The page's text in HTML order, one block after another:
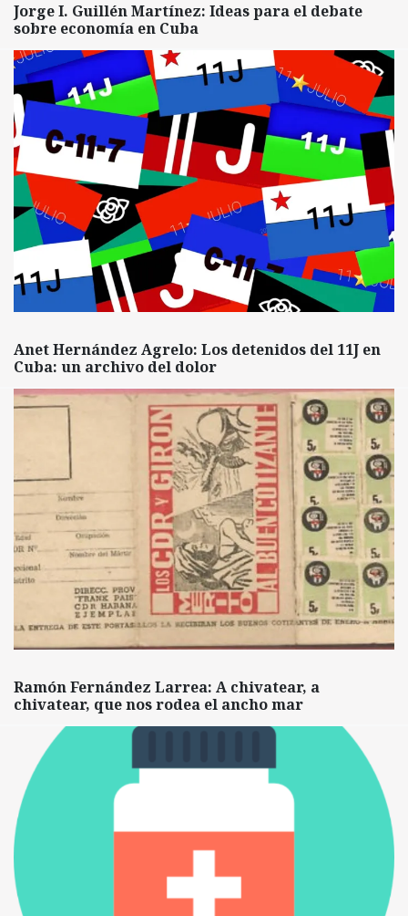
Jorge I. Guillén Martínez: Ideas para el debate
sobre economía en Cuba
Anet Hernández Agrelo: Los detenidos del 11J en
Cuba: un archivo del dolor
Ramón Fernández Larrea: A chivatear, a
chivatear, que nos rodea el ancho mar